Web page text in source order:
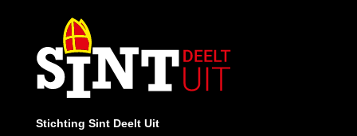
Stichting Sint Deelt Uit